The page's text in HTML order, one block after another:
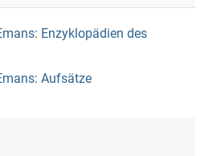
Enzyklopädien des
Aufsätze